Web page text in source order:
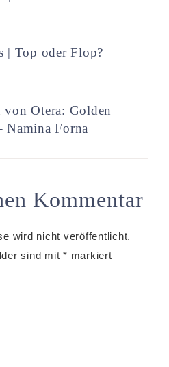
| Top oder Flop?
Otera: Golden
Namina Forna
Kommentar
wird nicht veröffentlicht.
sind mit * markiert